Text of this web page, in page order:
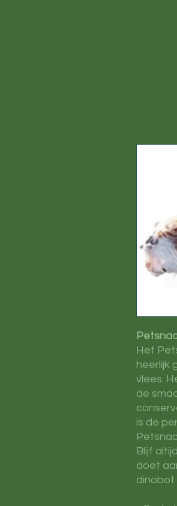
Het
heerlijk
vlees.
de
is de
Blijf
doet
dinobot